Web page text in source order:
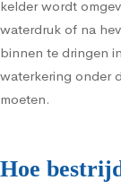
kelder wordt
waterdruk of na
binnen te dringen
waterkering onder
moeten.
Hoe